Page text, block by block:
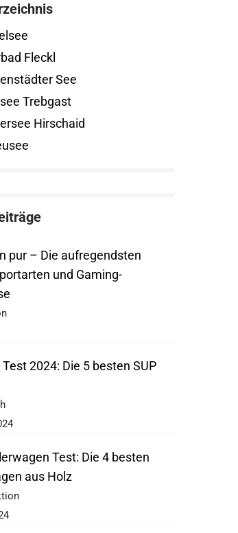
Fleckl
See
Trebgast
Hirschaid
pur – Die aufregendsten
und Gaming-
Test 2024: Die 5 besten SUP
Test: Die 4 besten
aus Holz